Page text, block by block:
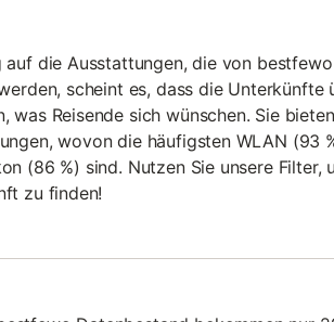
auf die Ausstattungen, die von
scheint es, dass die Unterkünfte
was Reisende sich wünschen. Sie
wovon die häufigsten WLAN (93
(86 %) sind. Nutzen Sie unsere Filter,
zu finden!